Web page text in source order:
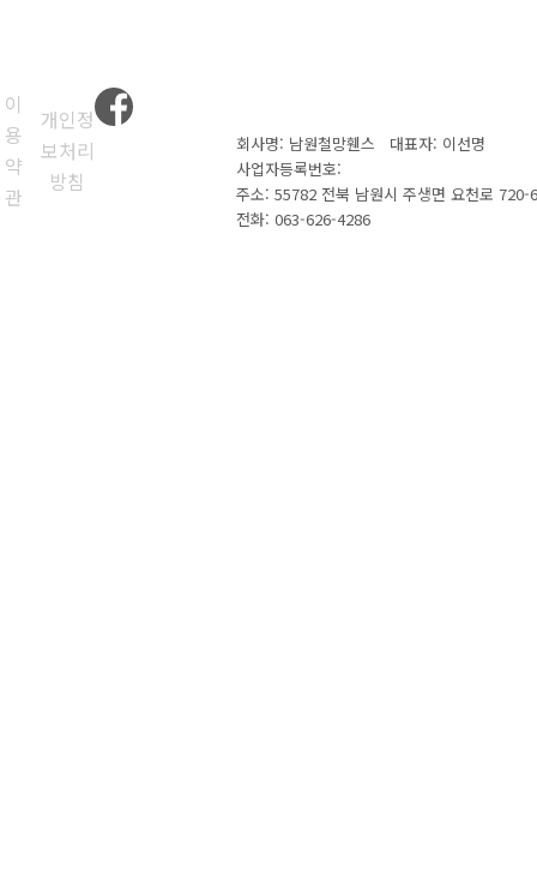
이
용
약
관
개인정
보처리
방침
회사명: 남원철망휀스 대표자: 이선명
사업자등록번호:
주소: 55782 전북 남원시 주생면 요천로
전화:063-626-4286